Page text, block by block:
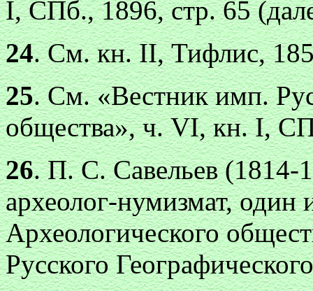
I, СПб., 1896, стр. 65
24. См. кн. II, Тифлис,
25. См. «Вестник имп.
общества», ч. VI, кн. I,
26. П. С. Савельев (1814-
археолог-нумизмат, один
Археологического
Русского